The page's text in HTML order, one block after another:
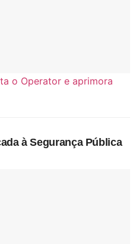
o Operator e aprimora
à Segurança Pública